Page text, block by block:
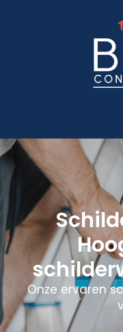
Onze ervaren